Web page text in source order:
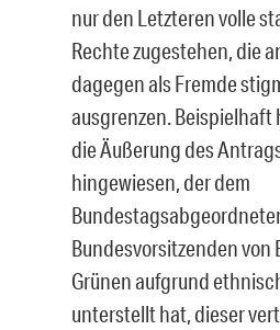
nur den Letzteren volle
Rechte zugestehen, die
dagegen als Fremde
ausgrenzen. Beispielhaft
die Äußerung des
hingewiesen, der dem
Bundesvorsitzenden von
Grünen aufgrund
unterstellt hat, dieser